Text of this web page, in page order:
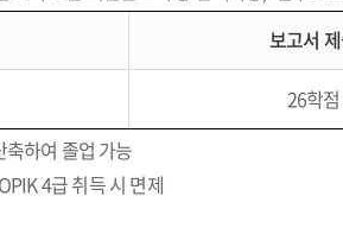
보고서
26학점
하여 졸업 가능
4급 취득 시 면제